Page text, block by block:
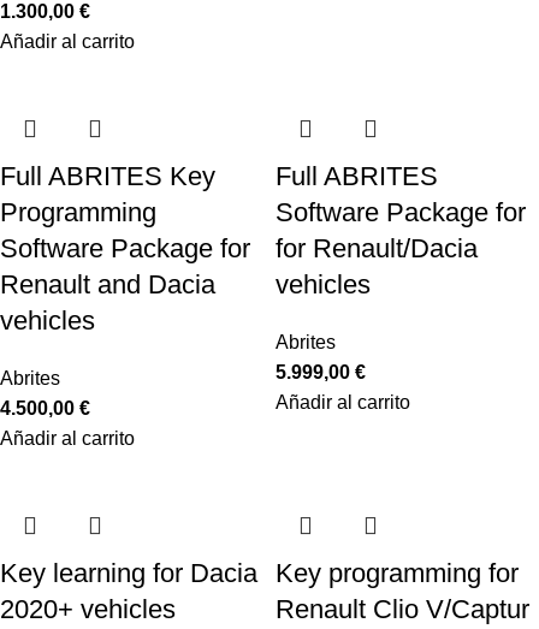
1.300,00 €
Añadir al carrito
Full ABRITES Key
Programming
Software Package for
Renault and Dacia
vehicles
Abrites
4.500,00 €
Añadir al carrito
Full ABRITES
Software Package for
for Renault/Dacia
vehicles
Abrites
5.999,00 €
Añadir al carrito
Key learning for Dacia
2020+ vehicles
Key programming for
Renault Clio V/Captur